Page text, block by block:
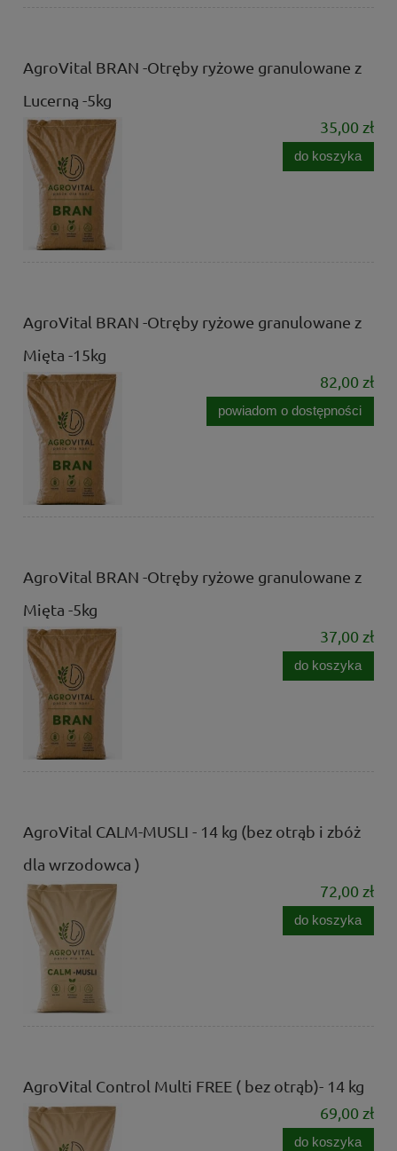
AgroVital BRAN -Otręby ryżowe granulowane z
Lucerną -5kg
35,00 zł
do koszyka
AgroVital BRAN -Otręby ryżowe granulowane z
Mięta -15kg
82,00 zł
powiadom o dostępności
AgroVital BRAN -Otręby ryżowe granulowane z
Mięta -5kg
37,00 zł
do koszyka
AgroVital CALM-MUSLI - 14 kg (bez otrąb i zbóż
dla wrzodowca )
72,00 zł
do koszyka
AgroVital Control Multi FREE ( bez otrąb)- 14 kg
69,00 zł
do koszyka